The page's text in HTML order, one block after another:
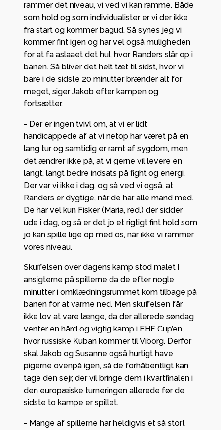
rammer det niveau, vi ved vi kan ramme. Både
som hold og som individualister er vi der ikke
fra start og kommer bagud. Så synes jeg vi
kommer fint igen og har vel også muligheden
for at fa aslaaet det hul, hvor Randers slår op i
banen. Så bliver det helt tæt til sidst, hvor vi
bare i de sidste 20 minutter brænder alt for
meget, siger Jakob efter kampen og
fortsætter.
- Der er ingen tvivl om, at vi er lidt
handicappede af at vi netop har været på en
lang tur og samtidig er ramt af sygdom, men
det ændrer ikke på, at vi gerne vil levere en
langt, langt bedre indsats på fight og energi.
Der var vi ikke i dag, og så ved vi også, at
Randers er dygtige, når de har alle mand med.
De har vel kun Fisker (Maria, red.) der sidder
ude i dag, og så er det jo et rigtigt fint hold som
jo kan spille lige op med os, når ikke vi rammer
vores niveau.
Skuffelsen over dagens kamp stod malet i
ansigterne på spillerne da de efter nogle
minutter i omklædningsrummet kom tilbage på
banen for at varme ned. Men skuffelsen får
ikke lov at vare længe, da der allerede søndag
venter en hård og vigtig kamp i EHF Cup’en,
hvor russiske Kuban kommer til Viborg. Derfor
skal Jakob og Susanne også hurtigt have
pigerne ovenpå igen, så de forhåbentligt kan
tage den sejr, der vil bringe dem i kvartfinalen i
den europæiske turneringen allerede før de
sidste to kampe er spillet.
- Mange af spillerne har heldigvis et så stort